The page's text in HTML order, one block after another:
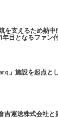
を支えるため熱
目となるファン
」施設を起点と
運送株式会社と